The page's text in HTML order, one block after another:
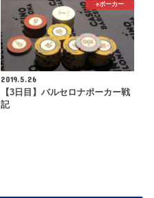
♠️ポーカー
2019.5.26
【3日目】バルセロナポーカー戦
記